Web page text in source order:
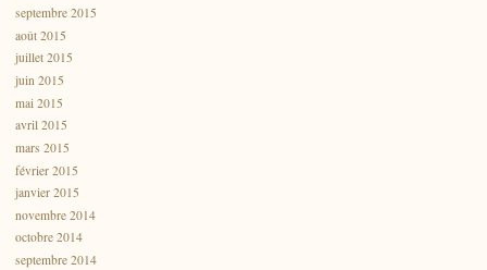
septembre 2015
août 2015
juillet 2015
juin 2015
mai 2015
avril 2015
mars 2015
février 2015
janvier 2015
novembre 2014
octobre 2014
septembre 2014